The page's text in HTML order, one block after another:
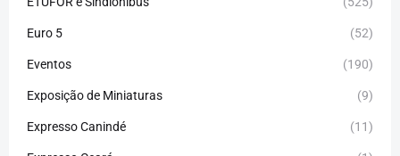
Euro 5 (52)
Eventos (190)
Exposição de Miniaturas (9)
Expresso Canindé (11)